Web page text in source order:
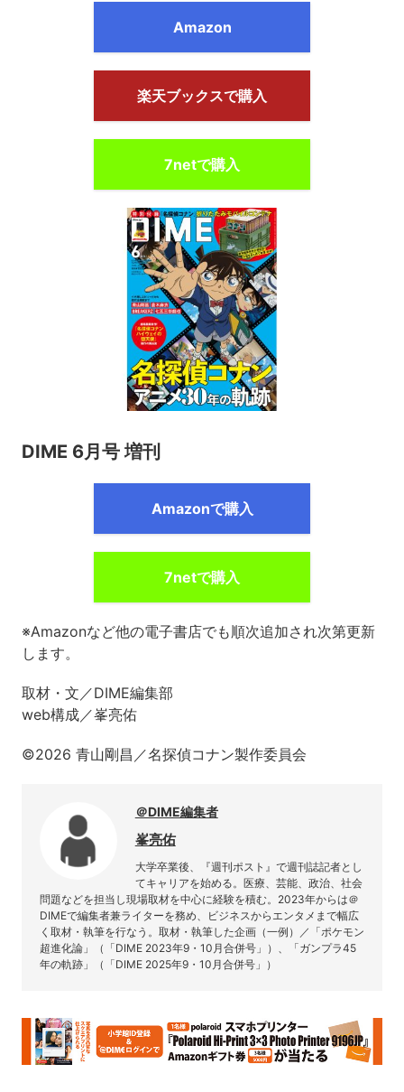
Amazon
楽天ブックスで購入
7netで購入
DIME 6月号 増刊
Amazonで購入
7netで購入
※Amazonなど他の電子書店でも順次追加され次第更新
します。
取材・文／DIME編集部
web構成／峯亮佑
©2026 青山剛昌／名探偵コナン製作委員会
＠DIME編集者
峯亮佑
大学卒業後、『週刊ポスト』で週刊誌記者とし
てキャリアを始める。医療、芸能、政治、社会
問題などを担当し現場取材を中心に経験を積む。2023年からは＠
DIMEで編集者兼ライターを務め、ビジネスからエンタメまで幅広
く取材・執筆を行なう。取材・執筆した企画（一例）／「ポケモン
超進化論」（「DIME 2023年9・10月合併号」）、「ガンプラ45
年の軌跡」（「DIME 2025年9・10月合併号」）